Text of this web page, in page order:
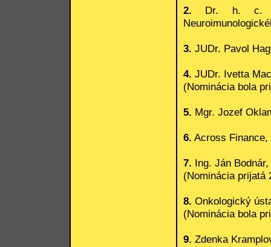
2. Dr. h. c.
3. JUDr. Pavol
4. JUDr. Ivetta
(Nominácia bola
5. Mgr. Jozef
6. Across
7. Ing. Ján
(Nominácia prijatá
8. Onkologický
(Nominácia bola
9. Zdenka